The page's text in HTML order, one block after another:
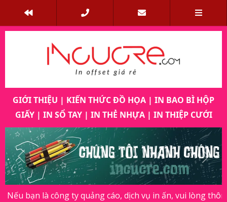
GIỚI THIỆU | KIẾN THỨC ĐỒ HỌA | IN BAO BÌ HỘP
GIẤY| IN SỔ TAY| IN THẺ NHỰA| IN THIỆP CƯỚI
Previous Next
là công ty quảng cáo, dịch vụ in ấn, vui lòng thông báo